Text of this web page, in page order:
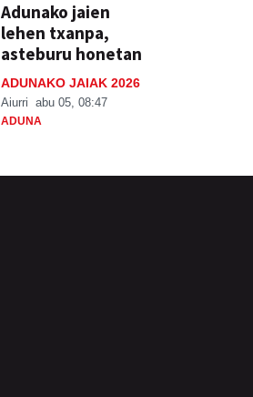
Adunako jaien
lehen txanpa,
asteburu honetan
ADUNAKO JAIAK 2026
Aiurri abu 05, 08:47
ADUNA